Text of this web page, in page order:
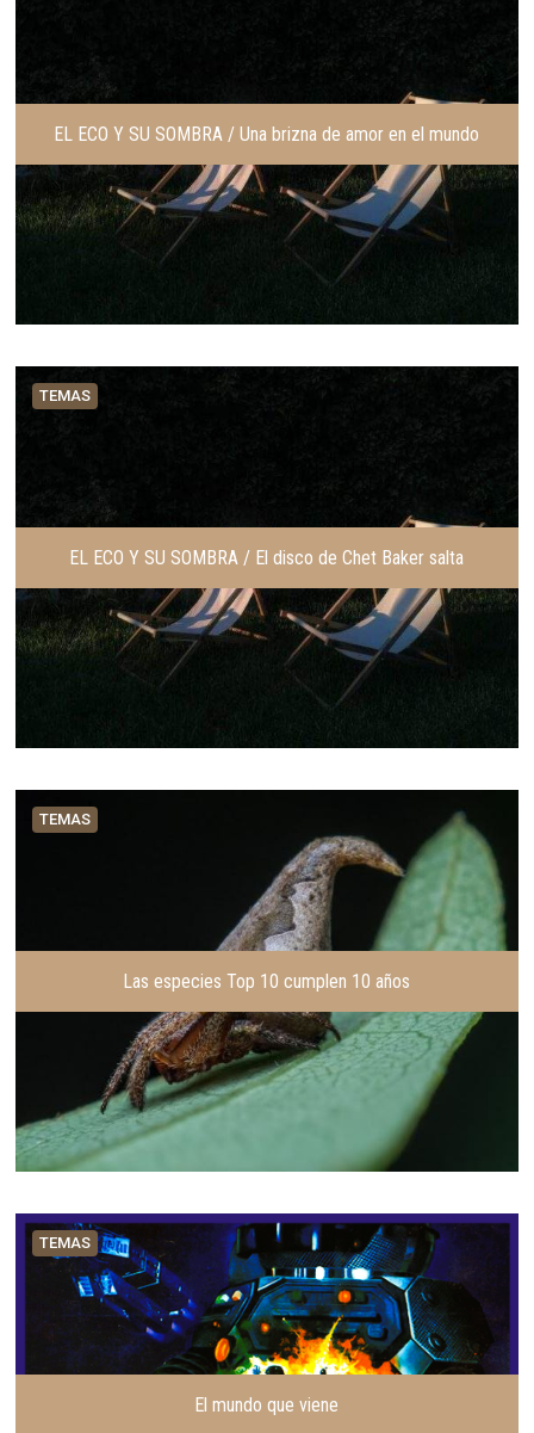
t
e
EL ECO Y SU SOMBRA / Una brizna de amor en el mundo
TEMAS
EL ECO Y SU SOMBRA / El disco de Chet Baker salta
TEMAS
Las especies Top 10 cumplen 10 años
TEMAS
El mundo que viene